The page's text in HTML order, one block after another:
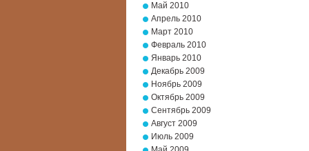
Май 2010
Апрель 2010
Март 2010
Февраль 2010
Январь 2010
Декабрь 2009
Ноябрь 2009
Октябрь 2009
Сентябрь 2009
Август 2009
Июль 2009